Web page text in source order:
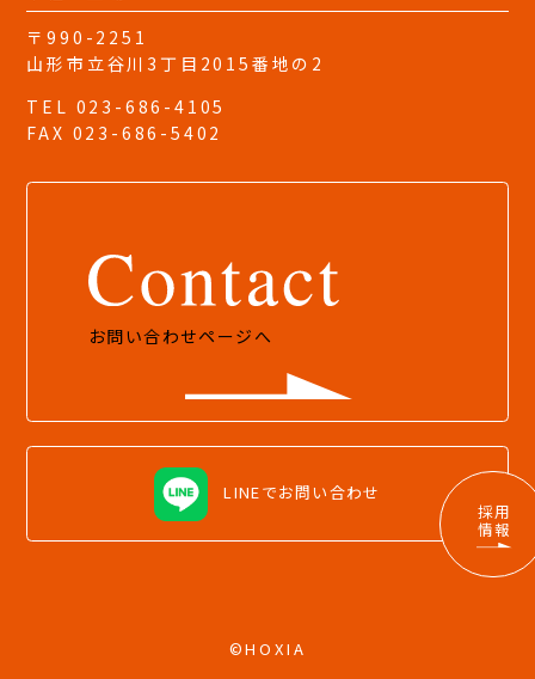
採用
情報
〒990-2251
山形市立谷川3丁目2015番地の2
TEL 023-686-4105
FAX 023-686-5402
お問い合わせページへ
LINEでお問い合わせ
©HOXIA